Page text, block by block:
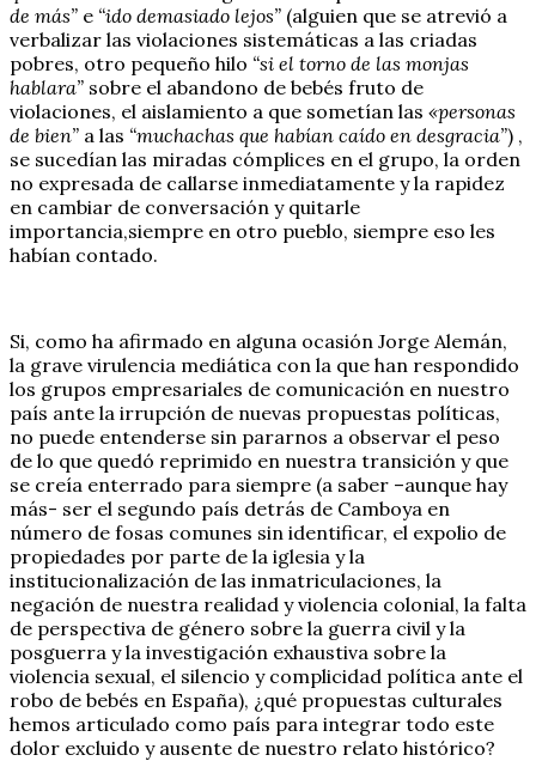
de más” e “ido demasiado lejos” (alguien que se atrevió a
verbalizar las violaciones sistemáticas a las criadas
pobres, otro pequeño hilo “si el torno de las monjas
hablara” sobre el abandono de bebés fruto de
violaciones, el aislamiento a que sometían las «personas
de bien” a las “muchachas que habían caído en desgracia”) ,
se sucedían las miradas cómplices en el grupo, la orden
no expresada de callarse inmediatamente y la rapidez
en cambiar de conversación y quitarle
importancia,siempre en otro pueblo, siempre eso les
habían contado.
Si, como ha afirmado en alguna ocasión Jorge Alemán,
la grave virulencia mediática con la que han respondido
los grupos empresariales de comunicación en nuestro
país ante la irrupción de nuevas propuestas políticas,
no puede entenderse sin pararnos a observar el peso
de lo que quedó reprimido en nuestra transición y que
se creía enterrado para siempre (a saber –aunque hay
más- ser el segundo país detrás de Camboya en
número de fosas comunes sin identificar, el expolio de
propiedades por parte de la iglesia y la
institucionalización de las inmatriculaciones, la
negación de nuestra realidad y violencia colonial, la falta
de perspectiva de género sobre la guerra civil y la
posguerra y la investigación exhaustiva sobre la
violencia sexual, el silencio y complicidad política ante el
robo de bebés en España), ¿qué propuestas culturales
hemos articulado como país para integrar todo este
dolor excluido y ausente de nuestro relato histórico?